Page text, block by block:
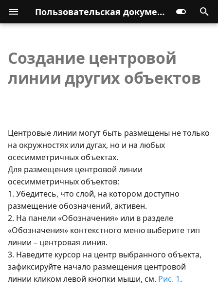
Пользовательская документация
Создание центровой
линии других объектов
Центровые линии могут быть размещены не только
на окружностях или дугах, но и на любых
осесимметричных объектах.
Для размещения центровой линии
осесимметричных объектов:
1. Убедитесь, что слой, на котором доступно
размещение обозначений, активен.
2. На панели «Обозначения» или в разделе
«Обозначения» контекстного меню выберите тип
линии – центровая линия.
3. Наведите курсор на центр выбранного объекта,
зафиксируйте начало размещения центровой
линии кликом левой кнопки мыши, см. Рис. 1.